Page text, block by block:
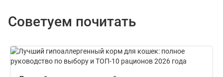
Советуем почитать